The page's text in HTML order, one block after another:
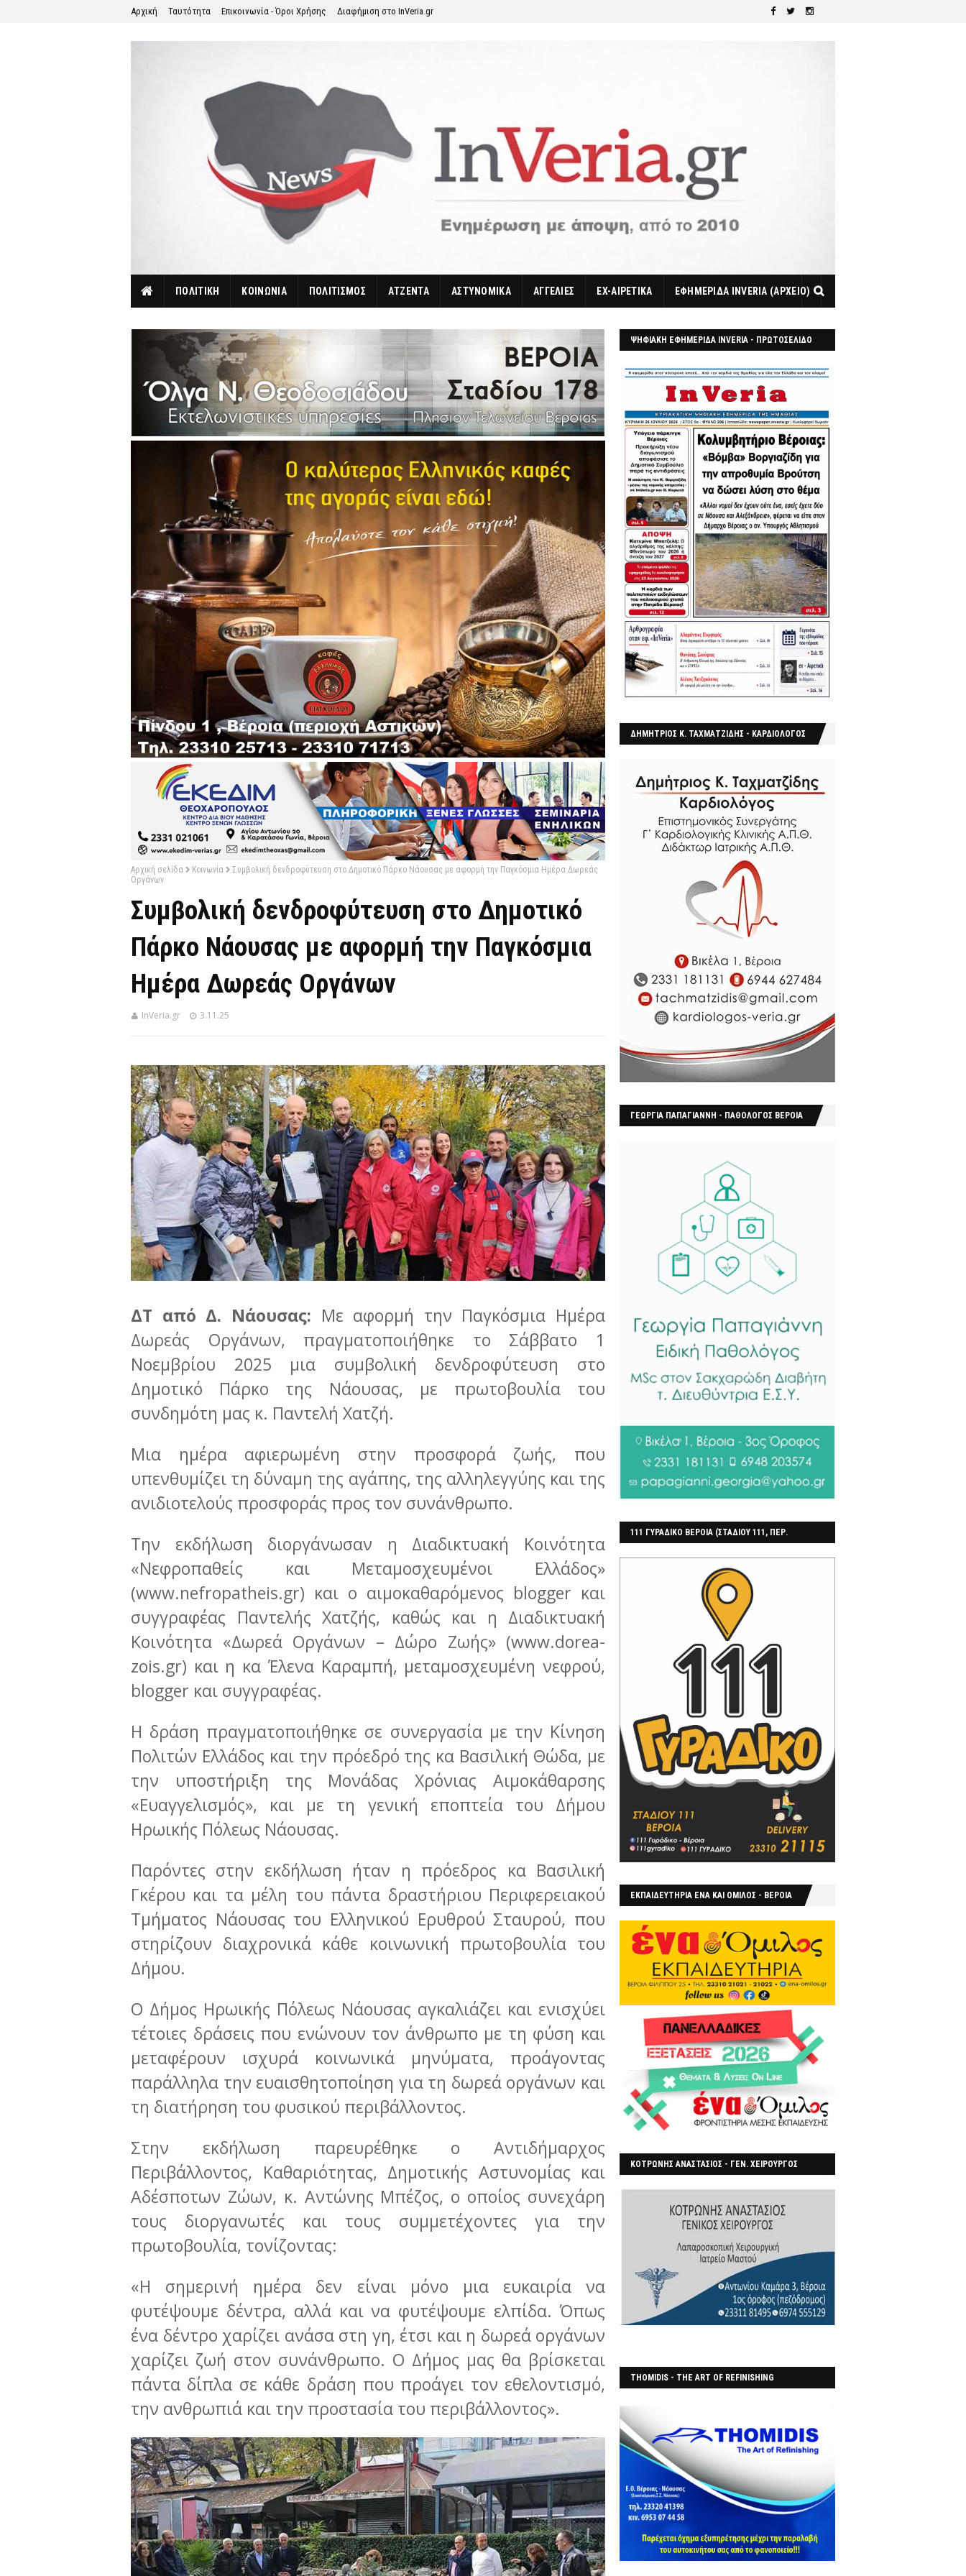
Αρχική Ταυτότητα Επικοινωνία - Όροι Χρήσης Διαφήμιση στο InVeria.gr
ΠΟΛΙΤΙΚΗ ΚΟΙΝΩΝΙΑ ΠΟΛΙΤΙΣΜΟΣ ΑΤΖΕΝΤΑ ΑΣΤΥΝΟΜΙΚΑ ΑΓΓΕΛΙΕΣ EX-ΑΙΡΕΤΙΚΑ ΕΦΗΜΕΡΙΔΑ INVERIA (ΑΡΧΕΙΟ)
Αρχική σελίδα Κοινωνία
Συμβολική δενδροφύτευση στο Δημοτικό Πάρκο Νάουσας με αφορμή την Παγκόσμια Ημέρα Δωρεάς
Οργάνων
Συμβολική δενδροφύτευση στο Δημοτικό
Πάρκο Νάουσας με αφορμή την Παγκόσμια
Ημέρα Δωρεάς Οργάνων
InVeria.gr 3.11.25
ΔΤ από Δ. Νάουσας: Με αφορμή την Παγκόσμια Ημέρα
Δωρεάς Οργάνων, πραγματοποιήθηκε το Σάββατο 1
Νοεμβρίου 2025 μια συμβολική δενδροφύτευση στο
Δημοτικό Πάρκο της Νάουσας, με πρωτοβουλία του
συνδημότη μας κ. Παντελή Χατζή.
Μια ημέρα αφιερωμένη στην προσφορά ζωής, που
υπενθυμίζει τη δύναμη της αγάπης, της αλληλεγγύης και της
ανιδιοτελούς προσφοράς προς τον συνάνθρωπο.
Την εκδήλωση διοργάνωσαν η Διαδικτυακή Κοινότητα
«Νεφροπαθείς και Μεταμοσχευμένοι Ελλάδος»
(www.nefropatheis.gr) και ο αιμοκαθαρόμενος blogger και
συγγραφέας Παντελής Χατζής, καθώς και η Διαδικτυακή
Κοινότητα «Δωρεά Οργάνων – Δώρο Ζωής» (www.dorea-
zois.gr) και η κα Έλενα Καραμπή, μεταμοσχευμένη νεφρού,
blogger και συγγραφέας.
Η δράση πραγματοποιήθηκε σε συνεργασία με την Κίνηση
Πολιτών Ελλάδος και την πρόεδρό της κα Βασιλική Θώδα, με
την υποστήριξη της Μονάδας Χρόνιας Αιμοκάθαρσης
«Ευαγγελισμός», και με τη γενική εποπτεία του Δήμου
Ηρωικής Πόλεως Νάουσας.
Παρόντες στην εκδήλωση ήταν η πρόεδρος κα Βασιλική
Γκέρου και τα μέλη του πάντα δραστήριου Περιφερειακού
Τμήματος Νάουσας του Ελληνικού Ερυθρού Σταυρού, που
στηρίζουν διαχρονικά κάθε κοινωνική πρωτοβουλία του
Δήμου.
Ο Δήμος Ηρωικής Πόλεως Νάουσας αγκαλιάζει και ενισχύει
τέτοιες δράσεις που ενώνουν τον άνθρωπο με τη φύση και
μεταφέρουν ισχυρά κοινωνικά μηνύματα, προάγοντας
παράλληλα την ευαισθητοποίηση για τη δωρεά οργάνων και
τη διατήρηση του φυσικού περιβάλλοντος.
Στην εκδήλωση παρευρέθηκε ο Αντιδήμαρχος
Περιβάλλοντος, Καθαριότητας, Δημοτικής Αστυνομίας και
Αδέσποτων Ζώων, κ. Αντώνης Μπέζος, ο οποίος συνεχάρη
τους διοργανωτές και τους συμμετέχοντες για την
πρωτοβουλία, τονίζοντας:
«Η σημερινή ημέρα δεν είναι μόνο μια ευκαιρία να
φυτέψουμε δέντρα, αλλά και να φυτέψουμε ελπίδα. Όπως
ένα δέντρο χαρίζει ανάσα στη γη, έτσι και η δωρεά οργάνων
χαρίζει ζωή στον συνάνθρωπο. Ο Δήμος μας θα βρίσκεται
πάντα δίπλα σε κάθε δράση που προάγει τον εθελοντισμό,
την ανθρωπιά και την προστασία του περιβάλλοντος».
ΨΗΦΙΑΚΗ ΕΦΗΜΕΡΙΔΑ INVERIA - ΠΡΩΤΟΣΕΛΙΔΟ
ΔΗΜΗΤΡΙΟΣ Κ. ΤΑΧΜΑΤΖΙΔΗΣ - ΚΑΡΔΙΟΛΟΓΟΣ
ΓΕΩΡΓΙΑ ΠΑΠΑΓΙΑΝΝΗ - ΠΑΘΟΛΟΓΟΣ ΒΕΡΟΙΑ
111 ΓΥΡΑΔΙΚΟ ΒΕΡΟΙΑ (ΣΤΑΔΙΟΥ 111, ΠΕΡ.
ΕΚΠΑΙΔΕΥΤΗΡΙΑ ΕΝΑ ΚΑΙ ΟΜΙΛΟΣ - ΒΕΡΟΙΑ
ΚΟΤΡΩΝΗΣ ΑΝΑΣΤΑΣΙΟΣ - ΓΕΝ. ΧΕΙΡΟΥΡΓΟΣ
THOMIDIS - THE ART OF REFINISHING